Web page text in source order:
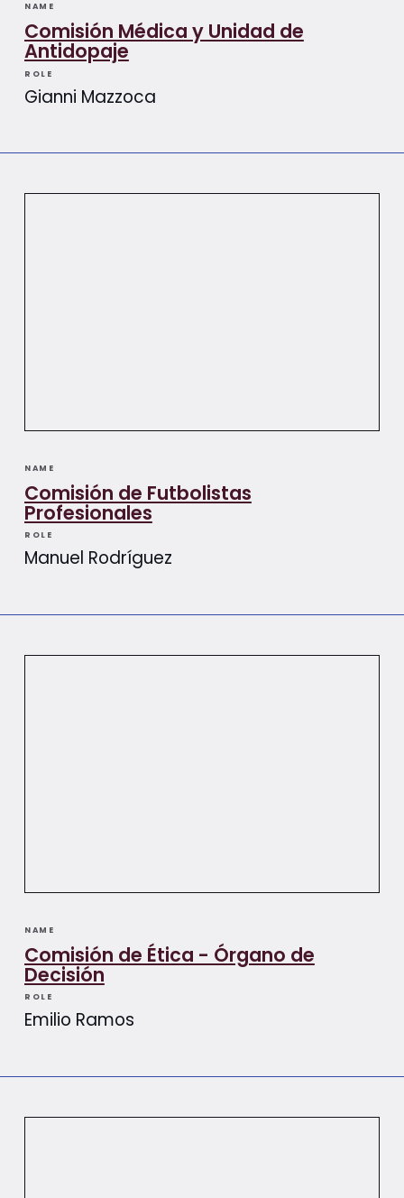
NAME
Comisión Médica y Unidad de
Antidopaje
ROLE
Gianni Mazzoca
NAME
Comisión de Futbolistas
Profesionales
ROLE
Manuel Rodríguez
NAME
Comisión de Ética - Órgano de
Decisión
ROLE
Emilio Ramos